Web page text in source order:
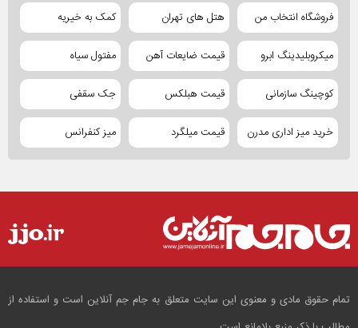
فروشگاه انتخاب من هتل های تهران کمک به خیریه
میکروبلیدینگ ابرو قیمت ضایعات آهن مفتول سیاه
کوچینگ سازمانی قیمت هبلکس جک سقفی
خرید میز اداری مدرن قیمت میلگرد میز کنفرانس
تمام حقوق مادی و معنوی این سایت متعلق به جام جم آنلاین است و استفاده از